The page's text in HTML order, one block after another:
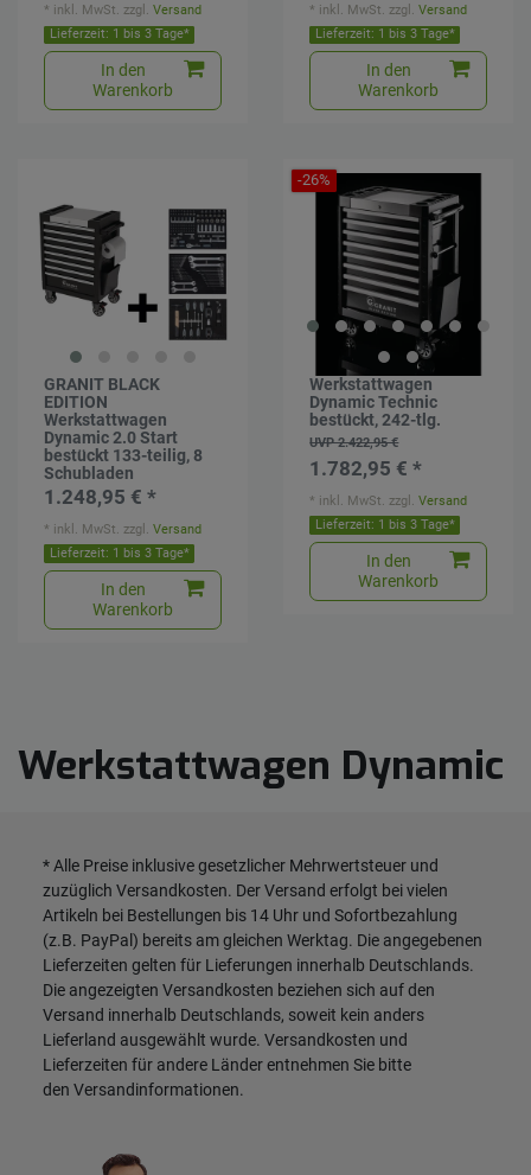
Lieferzeit: 1 bis 3 Tage*
In den
Warenkorb
* inkl. MwSt. zzgl.Versand
Lieferzeit: 1 bis 3 Tage*
In den
Warenkorb
* inkl. MwSt. zzgl.Versand
GRANIT BLACK
EDITION
Werkstattwagen
Dynamic 2.0 Start
bestückt 133-teilig, 8
Schubladen
1.248,95 € *
Lieferzeit: 1 bis 3 Tage*
In den
Warenkorb
* inkl. MwSt. zzgl.Versand
-26%
Werkstattwagen
Dynamic Technic
bestückt, 242-tlg.
UVP 2.422,95 €
1.782,95 € *
Lieferzeit: 1 bis 3 Tage*
In den
Warenkorb
* inkl. MwSt. zzgl.Versand
Werkstattwagen Dynamic
* Alle Preise inklusive gesetzlicher Mehrwertsteuer und
zuzüglich Versandkosten. Der Versand erfolgt bei vielen
Artikeln bei Bestellungen bis 14 Uhr und Sofortbezahlung
(z.B. PayPal) bereits am gleichen Werktag. Die angegebenen
Lieferzeiten gelten für Lieferungen innerhalb Deutschlands.
Die angezeigten Versandkosten beziehen sich auf den
Versand innerhalb Deutschlands, soweit kein anders
Lieferland ausgewählt wurde. Versandkosten und
Lieferzeiten für andere Länder entnehmen Sie bitte
den Versandinformationen.